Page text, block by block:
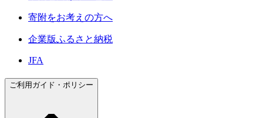
寄附をお考えの方へ
企業版ふるさと納税
JFA
ご利用ガイド・ポリシー